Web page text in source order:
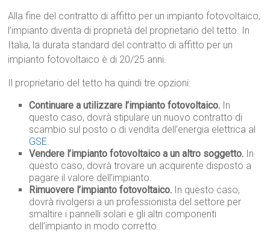
Alla fine del contratto di affitto per un impianto fotovoltaico,
l’impianto diventa di proprietà del proprietario del tetto. In
Italia, la durata standard del contratto di affitto per un
impianto fotovoltaico è di 20/25 anni.
Il proprietario del tetto ha quindi tre opzioni:
Continuare a utilizzare l’impianto fotovoltaico. In
questo caso, dovrà stipulare un nuovo contratto di
scambio sul posto o di vendita dell’energia elettrica al
GSE.
Vendere l’impianto fotovoltaico a un altro soggetto. In
questo caso, dovrà trovare un acquirente disposto a
pagare il valore dell’impianto.
Rimuovere l’impianto fotovoltaico. In questo caso,
dovrà rivolgersi a un professionista del settore per
smaltire i pannelli solari e gli altri componenti
dell’impianto in modo corretto.